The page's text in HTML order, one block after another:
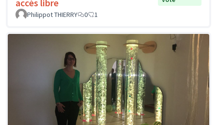
accès libre
Philippot THIERRY
0 1